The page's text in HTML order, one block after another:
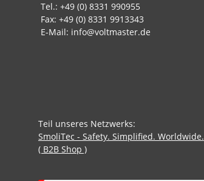
Tel.: +49 (0) 8331 990955
Fax: +49 (0) 8331 9913343
E-Mail: info@voltmaster.de
Teil unseres Netzwerks:
SmoliTec - Safety. Simplified. Worldwide.
( B2B Shop )